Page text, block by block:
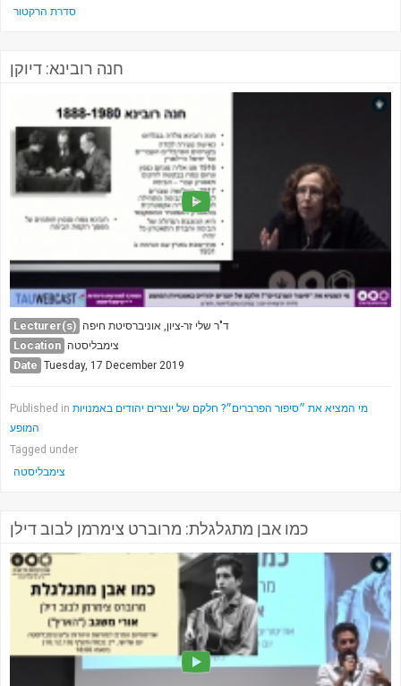
סדרת הרקטור
חנה רובינא: דיוקן
Lecturer(s) ד"ר שלי זר-ציון, אוניברסיטת חיפה
Location צימבליסטה
Date Tuesday, 17 December 2019
Published in מי המציא את ״סיפור הפרברים״? חלקם של יוצרים יהודים באמנויות
המופע
Tagged under
צימבליסטה
כמו אבן מתגלגלת: מרוברט צימרמן לבוב דילן